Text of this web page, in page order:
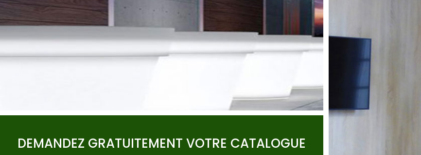
POTS & BACS
DEMANDEZ GRATUITEMENT VOTRE CATALOGUE